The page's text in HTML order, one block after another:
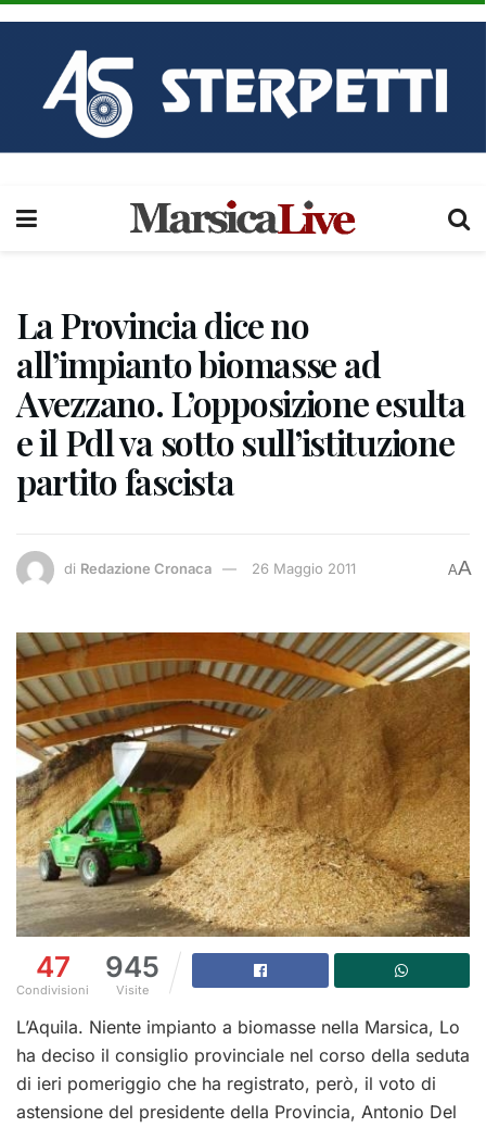
La Provincia dice no
all’impianto biomasse ad
Avezzano. L’opposizione esulta
e il Pdl va sotto sull’istituzione
partito fascista
di Redazione Cronaca 26 Maggio 2011 AA
47
Condivisioni
945
Visite
L’Aquila. Niente impianto a biomasse nella Marsica, Lo
ha deciso il consiglio provinciale nel corso della seduta
di ieri pomeriggio che ha registrato, però, il voto di
astensione del presidente della Provincia, Antonio Del